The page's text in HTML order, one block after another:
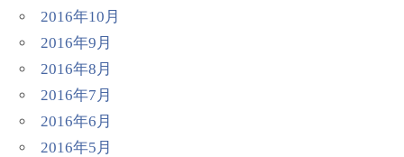
2016年10月
2016年9月
2016年8月
2016年7月
2016年6月
2016年5月